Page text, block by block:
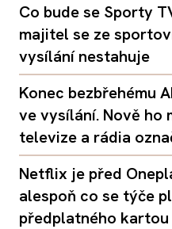
Co bude se Sporty
majitel se ze
vysílání nestahuje
Konec bezbřehému
ve vysílání. Nově ho
televize a rádia
Netflix je před
alespoň co se týče
předplatného kartou